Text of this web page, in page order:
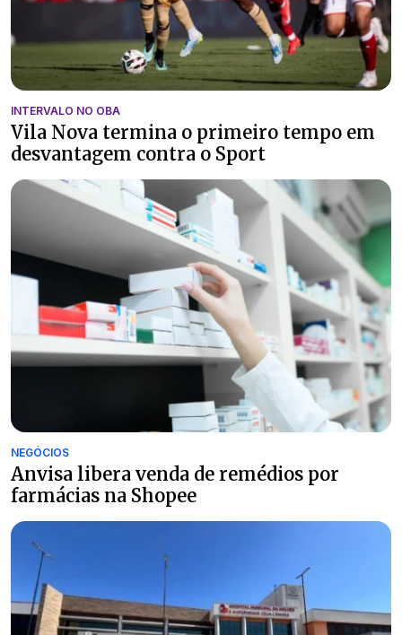
INTERVALO NO OBA
Vila Nova termina o primeiro tempo em
desvantagem contra o Sport
NEGÓCIOS
Anvisa libera venda de remédios por
farmácias na Shopee